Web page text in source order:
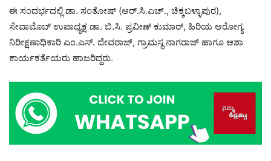
ಈ ಸಂದರ್ಭದಲ್ಲಿ ಡಾ. ಸಂತೋಷ್ (ಆರ್.ಸಿ.ಎಚ್., ಚಿಕ್ಕಬಳ್ಳಾಪುರ),
ಸೇವಾಮೊಬ್ ಉಪಾಧ್ಯಕ್ಷ ಡಾ. ಬಿ.ಸಿ. ಪ್ರವೀಣ್ ಕುಮಾರ್, ಹಿರಿಯ ಆರೋಗ್ಯ
ನಿರೀಕ್ಷಣಾಧಿಕಾರಿ ಎಂ.ಎಸ್. ದೇವರಾಜ್, ಗ್ರಾಮಸ್ಥ ನಾಗರಾಜ್ ಹಾಗೂ ಆಶಾ
ಕಾರ್ಯಕರ್ತೆಯರು ಹಾಜರಿದ್ದರು.